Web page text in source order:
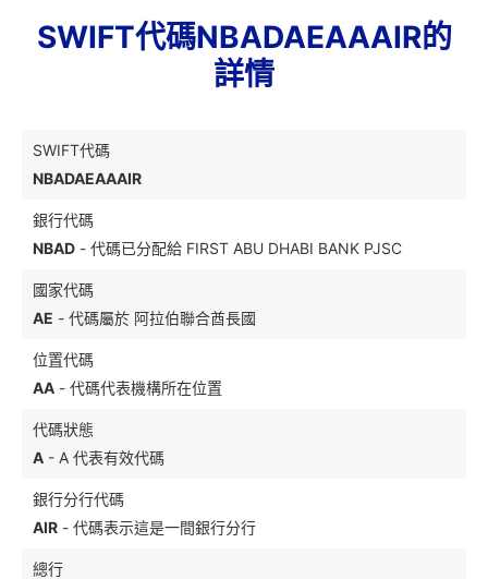
SWIFT代碼NBADAEAAAIR的
詳情
SWIFT代碼
NBADAEAAAIR
銀行代碼
NBAD - 代碼已分配給 FIRST ABU DHABI BANK PJSC
國家代碼
AE - 代碼屬於 阿拉伯聯合酋長國
位置代碼
AA - 代碼代表機構所在位置
代碼狀態
A - A 代表有效代碼
銀行分行代碼
AIR - 代碼表示這是一間銀行分行
總行